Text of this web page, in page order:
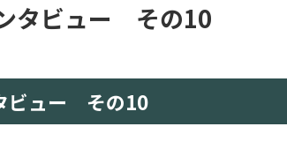
タビュー その10
ビュー その10